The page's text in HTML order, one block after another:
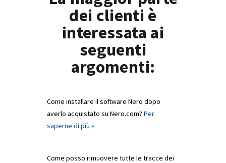
dei clienti è
interessata ai
seguenti
argomenti:
Come installare il software Nero dopo
averlo acquistato su Nero.com? Per
saperne di più »
Come posso rimuovere tutte le tracce dei